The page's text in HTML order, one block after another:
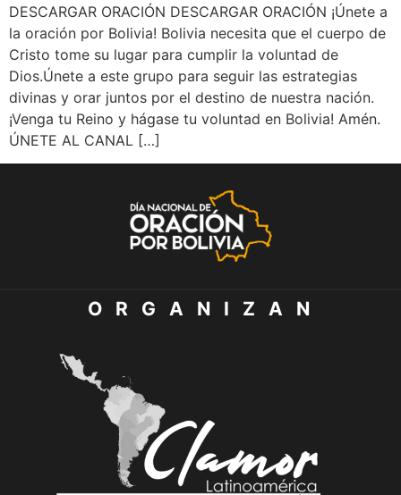
DESCARGAR ORACIÓN DESCARGAR ORACIÓN ¡Únete a
la oración por Bolivia! Bolivia necesita que el cuerpo de
Cristo tome su lugar para cumplir la voluntad de
Dios.Únete a este grupo para seguir las estrategias
divinas y orar juntos por el destino de nuestra nación.
¡Venga tu Reino y hágase tu voluntad en Bolivia! Amén.
ÚNETE AL CANAL […]
O R G A N I Z A N